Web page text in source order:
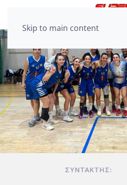
Skip to main content
ΣΥΝΤΆΚΤΗΣ: